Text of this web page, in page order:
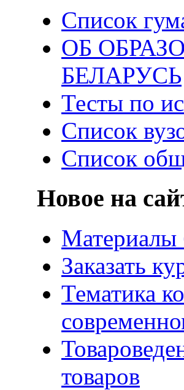
Список
ОБ
БЕЛАРУСЬ
Тесты по
Список
Список
Новое на
Материалы
Заказать
Тематика
товаров